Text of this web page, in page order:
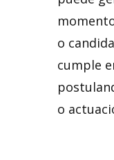
o
cumple
o